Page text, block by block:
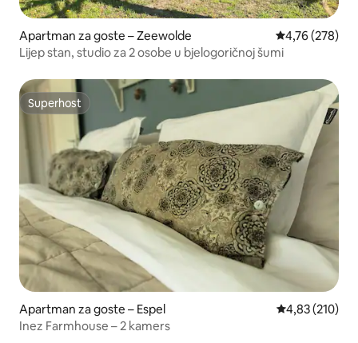
Apartman za goste – Zeewolde Prosječna
4,76 (278)
Lijep stan, studio za 2 osobe u bjelogoričnoj šumi
Superhost
Superhost
Apartman za goste – Espel Prosječna
4,83 (210)
Inez Farmhouse – 2 kamers